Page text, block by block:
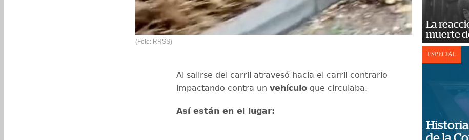
(Foto: RRSS)
Al salirse del carril atravesó hacia el carril contrario
impactando contra un vehículo que circulaba.
Así están en el lugar:
La
muerte
ESPECIAL